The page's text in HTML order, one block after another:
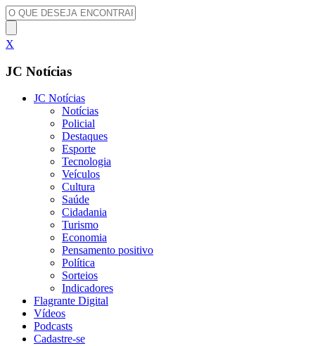
X
JC Notícias
JC Notícias
Notícias
Policial
Destaques
Esporte
Tecnologia
Veículos
Cultura
Saúde
Cidadania
Turismo
Economia
Pensamento positivo
Política
Sorteios
Indicadores
Flagrante Digital
Vídeos
Podcasts
Cadastre-se